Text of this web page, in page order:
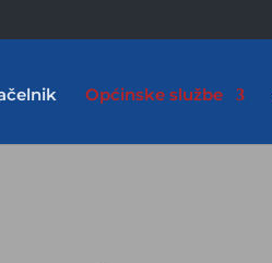
Općinske službe